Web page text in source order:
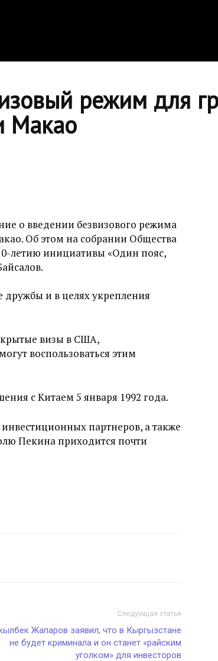
режим для
Макао
о введении безвизового режима
Об этом на собрании Общества
летию инициативы «Один пояс,
дружбы и в целях укрепления
визы в США,
воспользоваться этим
с Китаем 5 января 1992 года.
партнеров, а также
Пекина приходится почти
Следующая статья
Жапаров заявил, что в Кыргызстане
не будет криминала и он станет «райским
уголком» для инвесторов